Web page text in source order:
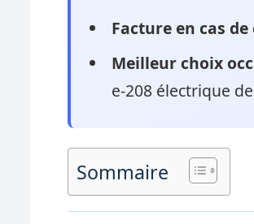
Facture en cas
Meilleur choix
e-208 électrique
Sommaire